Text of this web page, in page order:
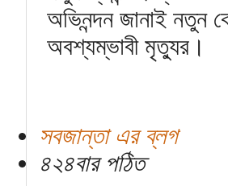
অভিনন্দন জানাই নতুন
অবশ্যম্ভাবী মৃত্যুর।
সবজান্তা এর ব্লগ
৪২৪বার পঠিত